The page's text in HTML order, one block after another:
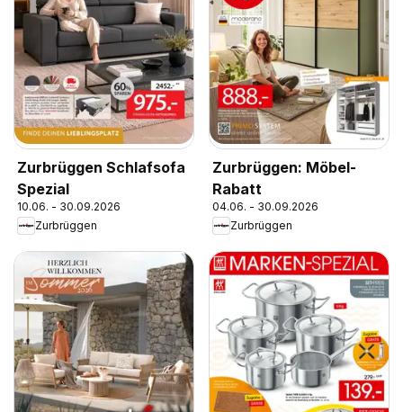
Zurbrüggen Schlafsofa
Spezial
10.06. - 30.09.2026
Zurbrüggen
Zurbrüggen: Möbel-
Rabatt
04.06. - 30.09.2026
Zurbrüggen